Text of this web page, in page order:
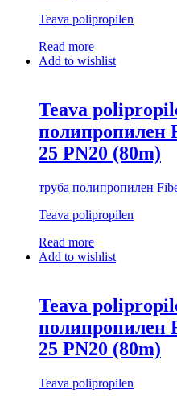
Teava polipropilen
Read more
Add to wishlist
Teava
полипропилен
25 PN20 (80m)
труба полипропилен
Teava polipropilen
Read more
Add to wishlist
Teava
полипропилен
25 PN20 (80m)
Teava polipropilen